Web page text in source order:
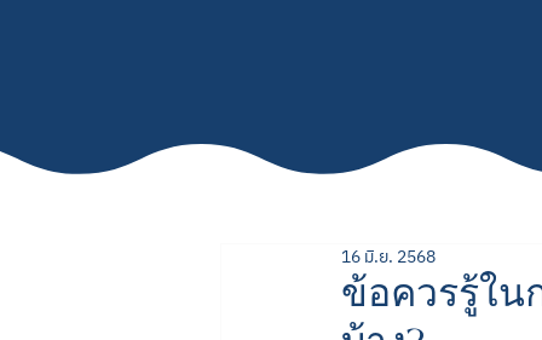
ข้อควรรู้ใน
16 มิ.ย. 2568